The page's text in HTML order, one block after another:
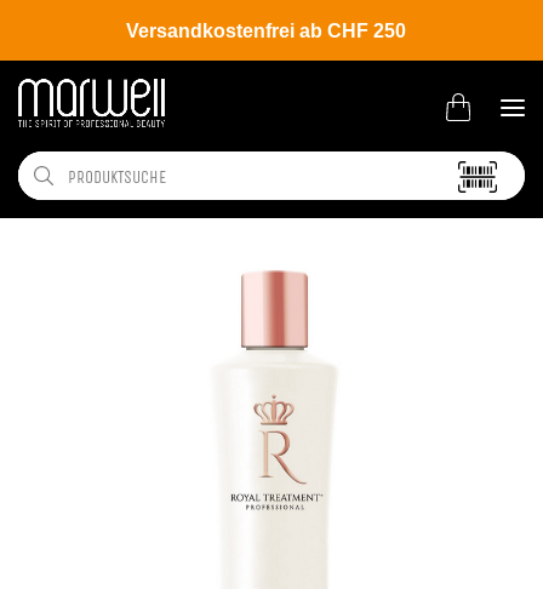
Versandkostenfrei ab CHF 250
Shop Brands CHI Royal Treatment